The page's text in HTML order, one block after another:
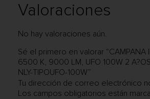
Valoraciones
No hay valoraciones aún.
Sé el primero en valorar “CAMPANA
6500 K, 9000 LM, UFO 100W 2
NLY-TIPOUFO-100W”
Tu dirección de correo electrónico
Los campos obligatorios están